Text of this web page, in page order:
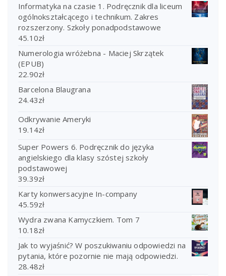
Informatyka na czasie 1. Podręcznik dla liceum
ogólnokształcącego i technikum. Zakres
rozszerzony. Szkoły ponadpodstawowe
45.10zł
Numerologia wróżebna - Maciej Skrzątek
(EPUB)
22.90zł
Barcelona Blaugrana
24.43zł
Odkrywanie Ameryki
19.14zł
Super Powers 6. Podręcznik do języka
angielskiego dla klasy szóstej szkoły
podstawowej
39.39zł
Karty konwersacyjne In-company
45.59zł
Wydra zwana Kamyczkiem. Tom 7
10.18zł
Jak to wyjaśnić? W poszukiwaniu odpowiedzi na
pytania, które pozornie nie mają odpowiedzi.
28.48zł